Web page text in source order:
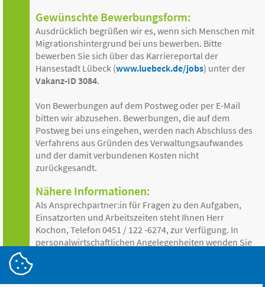
Gewünschte Bewerbungsform:
Ausdrücklich begrüßen wir es, wenn sich Menschen mit
Migrationshintergrund bei uns bewerben. Bitte
bewerben Sie sich über das Karriereportal der
Hansestadt Lübeck (www.luebeck.de/jobs) unter der
Vakanz-ID 3084.
Von Bewerbungen auf dem Postweg oder per E-Mail
bitten wir abzusehen. Bewerbungen, die auf dem
Postweg bei uns eingehen, werden nach Abschluss des
Verfahrens aus Gründen des Verwaltungsaufwandes
und der damit verbundenen Kosten nicht
zurückgesandt.
Nähere Informationen:
Als Ansprechpartner:in für Fragen zu den Aufgaben,
Einsatzorten und Arbeitszeiten steht Ihnen Herr
Kochon, Telefon 0451 / 122 ‑6274, zur Verfügung. In
personalwirtschaftlichen Angelegenheiten wenden Sie